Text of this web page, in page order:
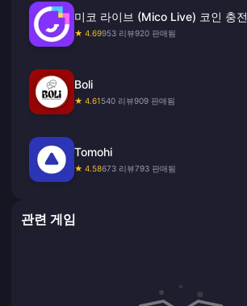
미코 라이브 (Mico Live) 코인 충전
★ 4.69953 리뷰920 판매됨
Boli
★ 4.61540 리뷰909 판매됨
Tomohi
★ 4.58673 리뷰793 판매됨
관련 게임